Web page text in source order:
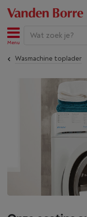
Menu
Wasmachine toplader